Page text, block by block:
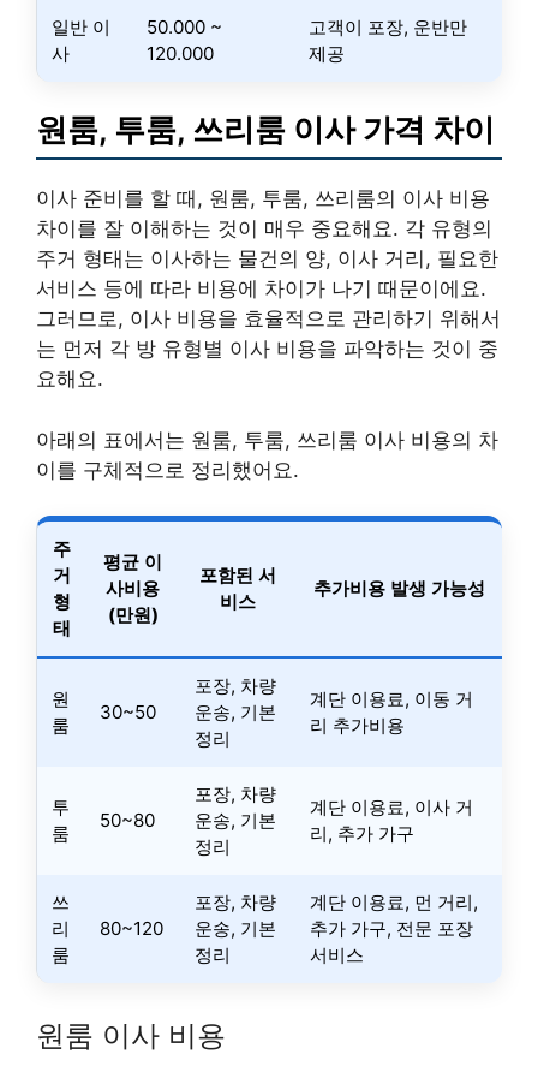
일반 이
사
50.000 ~
120.000
고객이 포장, 운반만
제공
원룸, 투룸, 쓰리룸 이사 가격 차이
이사 준비를 할 때, 원룸, 투룸, 쓰리룸의 이사 비용
차이를 잘 이해하는 것이 매우 중요해요. 각 유형의
주거 형태는 이사하는 물건의 양, 이사 거리, 필요한
서비스 등에 따라 비용에 차이가 나기 때문이에요.
그러므로, 이사 비용을 효율적으로 관리하기 위해서
는 먼저 각 방 유형별 이사 비용을 파악하는 것이 중
요해요.
아래의 표에서는 원룸, 투룸, 쓰리룸 이사 비용의 차
이를 구체적으로 정리했어요.
주
거
형
태
평균 이
사비용
(만원)
포함된 서
비스
추가비용 발생 가능성
원
룸
30~50
포장, 차량
운송, 기본
정리
계단 이용료, 이동 거
리 추가비용
투
룸
50~80
포장, 차량
운송, 기본
정리
계단 이용료, 이사 거
리, 추가 가구
쓰
리
룸
80~120
포장, 차량
운송, 기본
정리
계단 이용료, 먼 거리,
추가 가구, 전문 포장
서비스
원룸 이사 비용